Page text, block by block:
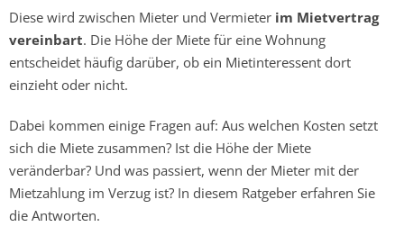
Diese wird zwischen Mieter und Vermieter im Mietvertrag
vereinbart. Die Höhe der Miete für eine Wohnung
entscheidet häufig darüber, ob ein Mietinteressent dort
einzieht oder nicht.
Dabei kommen einige Fragen auf: Aus welchen Kosten setzt
sich die Miete zusammen? Ist die Höhe der Miete
veränderbar? Und was passiert, wenn der Mieter mit der
Mietzahlung im Verzug ist? In diesem Ratgeber erfahren Sie
die Antworten.